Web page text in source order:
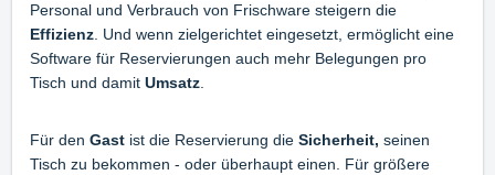
Personal und Verbrauch von Frischware steigern die
Effizienz. Und wenn zielgerichtet eingesetzt, ermöglicht eine
Software für Reservierungen auch mehr Belegungen pro
Tisch und damit Umsatz.
Für den Gast ist die Reservierung die Sicherheit, seinen
Tisch zu bekommen - oder überhaupt einen. Für größere